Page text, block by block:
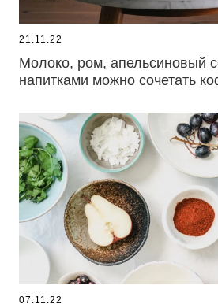
21.11.22
Молоко, ром, апельсиновый
напитками можно сочетать
07.11.22